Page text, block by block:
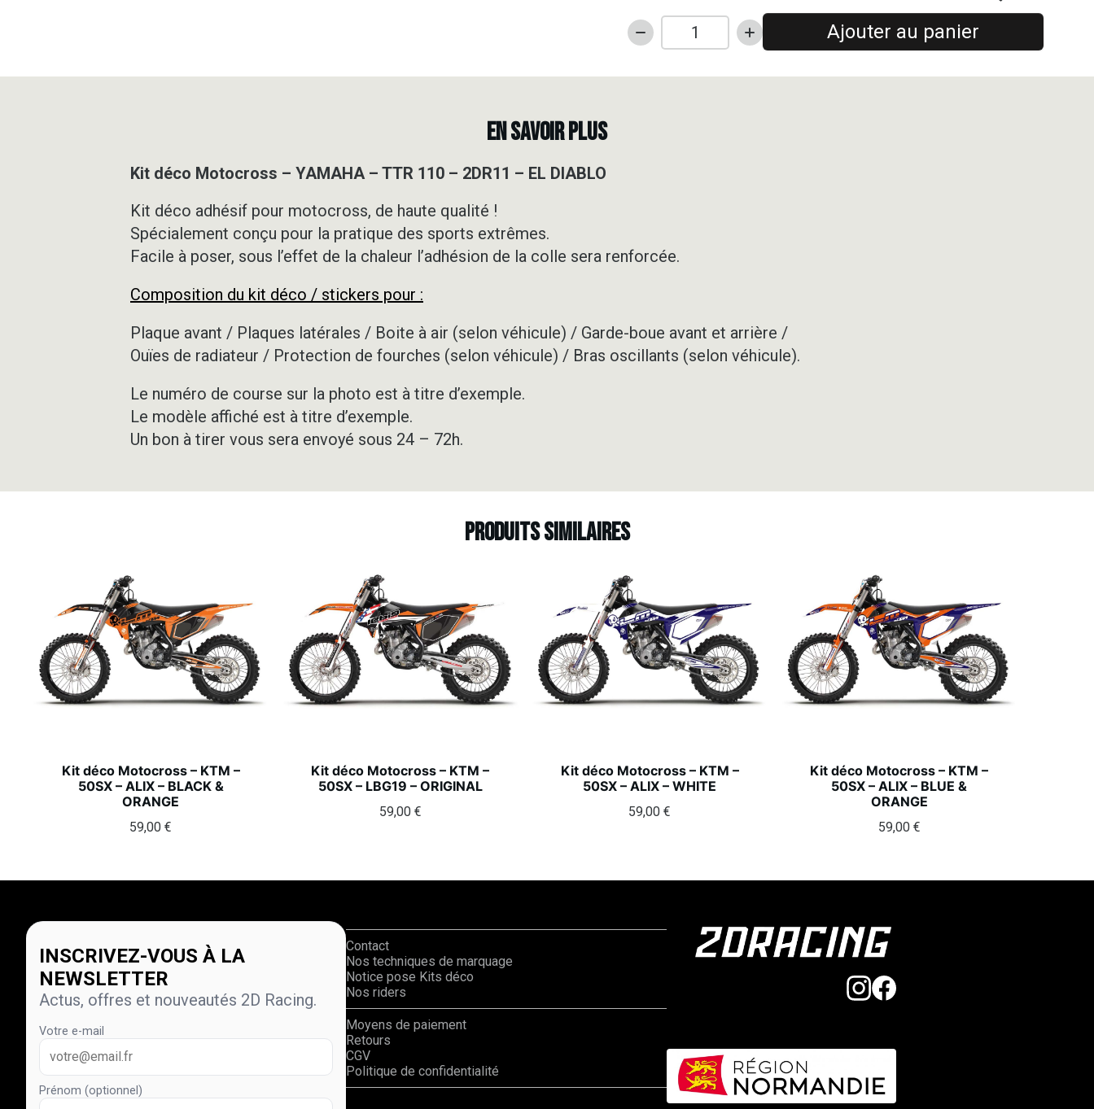
quantité
Kit
2DR11
Ajouter au panier
EN SAVOIR PLUS
Kit déco Motocross – YAMAHA – TTR 110 – 2DR11 – EL DIABLO
Kit déco adhésif pour motocross, de haute qualité !
Spécialement conçu pour la pratique des sports extrêmes.
Facile à poser, sous l’effet de la chaleur l’adhésion de la colle sera renforcée.
Composition du kit déco / stickers pour :
Plaque avant / Plaques latérales / Boite à air (selon véhicule) / Garde-boue avant et arrière /
Ouïes de radiateur / Protection de fourches (selon véhicule) / Bras oscillants (selon véhicule).
Le numéro de course sur la photo est à titre d’exemple.
Le modèle affiché est à titre d’exemple.
Un bon à tirer vous sera envoyé sous 24 – 72h.
Produits similaires
Kit déco Motocross – KTM –
50SX – ALIX – BLACK &
ORANGE
59,00€
Kit déco Motocross – KTM –
50SX – LBG19 – ORIGINAL
59,00 €
Kit déco Motocross – KTM –
50SX – ALIX – WHITE
59,00€
Kit déco Motocross – KTM –
50SX – ALIX – BLUE &
ORANGE
59,00 €
INSCRIVEZ-VOUS À LA
NEWSLETTER
Actus, offres et nouveautés 2D Racing.
Votre e-mail
Prénom (optionnel)
Contact
Nos techniques de marquage
Notice pose Kits déco
Nos riders
Moyens de paiement
Retours
CGV
Politique de confidentialité